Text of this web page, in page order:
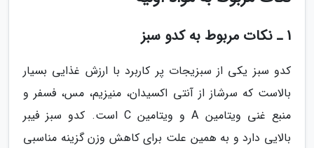
1 ـ نکات مربوط به کدو سبز
کدو سبز یکی از سبزیجات پر کاربرد با ارزش غذایی بسیار
بالاست که سرشاز از آنتی اکسیدان، منیزیم، مس، فسفر و
منبع غنی ویتامین A و ویتامین C است. کدو سبز فیبر
بالایی دارد و به همین علت برای کاهش وزن گزینه مناسبی